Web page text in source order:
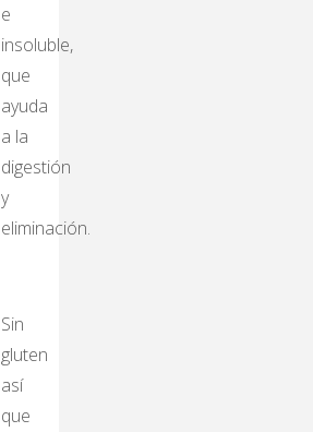
e
insoluble,
que
ayuda
a la
digestión
y
eliminación.
Sin
gluten
así
que